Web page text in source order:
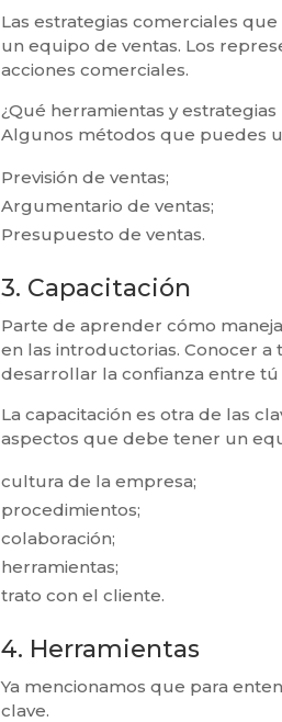
Las estrategias comerciales
un equipo de ventas. Los
acciones comerciales.
¿Qué herramientas y
Algunos métodos que puedes
Previsión de ventas;
Argumentario de ventas;
Presupuesto de ventas.
3. Capacitación
Parte de aprender cómo
en las introductorias. Conocer
desarrollar la confianza entre tú
La capacitación es otra de las
aspectos que debe tener un
cultura de la empresa;
procedimientos;
colaboración;
herramientas;
trato con el cliente.
4. Herramientas
Ya mencionamos que para
clave.